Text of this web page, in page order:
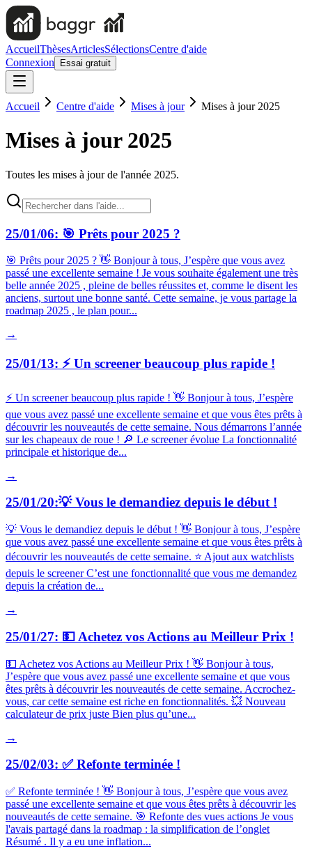
AccueilThèsesArticlesSélectionsCentre d'aide
Connexion
Essai gratuit
Accueil Centre d'aide Mises à jour Mises à jour 2025
Mises à jour 2025
Toutes les mises à jour de l'année 2025.
25/01/06: 🎯 Prêts pour 2025 ?
🎯 Prêts pour 2025 ? 👋 Bonjour à tous, J’espère que vous avez
passé une excellente semaine ! Je vous souhaite également une très
belle année 2025 , pleine de belles réussites et, comme le disent les
anciens, surtout une bonne santé. Cette semaine, je vous partage la
roadmap 2025 , le plan pour...
→
25/01/13: ⚡️ Un screener beaucoup plus rapide !
⚡️ Un screener beaucoup plus rapide ! 👋 Bonjour à tous, J’espère
que vous avez passé une excellente semaine et que vous êtes prêts à
découvrir les nouveautés de cette semaine. Nous démarrons l’année
sur les chapeaux de roue ! 🔎 Le screener évolue La fonctionnalité
principale et historique de...
→
25/01/20:💡 Vous le demandiez depuis le début !
💡 Vous le demandiez depuis le début ! 👋 Bonjour à tous, J’espère
que vous avez passé une excellente semaine et que vous êtes prêts à
découvrir les nouveautés de cette semaine. ⭐️ Ajout aux watchlists
depuis le screener C’est une fonctionnalité que vous me demandez
depuis la création de...
→
25/01/27: 💵 Achetez vos Actions au Meilleur Prix !
💵 Achetez vos Actions au Meilleur Prix ! 👋 Bonjour à tous,
J’espère que vous avez passé une excellente semaine et que vous
êtes prêts à découvrir les nouveautés de cette semaine. Accrochez-
vous, car cette semaine est riche en fonctionnalités. 💥 Nouveau
calculateur de prix juste Bien plus qu’une...
→
25/02/03: ✅ Refonte terminée !
✅ Refonte terminée ! 👋 Bonjour à tous, J’espère que vous avez
passé une excellente semaine et que vous êtes prêts à découvrir les
nouveautés de cette semaine. 🎯 Refonte des vues actions Je vous
l'avais partagé dans la roadmap : la simplification de l’onglet
Résumé . Il y a eu une inflation...